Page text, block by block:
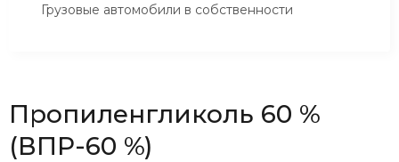
Грузовые автомобили в собственности
Пропиленгликоль 60 %
(ВПР-60 %)